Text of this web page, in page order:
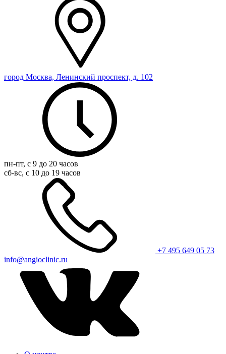
город Москва, Ленинский проспект, д. 102
пн-пт, с 9 до 20 часов
сб-вс, с 10 до 19 часов
+7 495 649 05 73
info@angioclinic.ru